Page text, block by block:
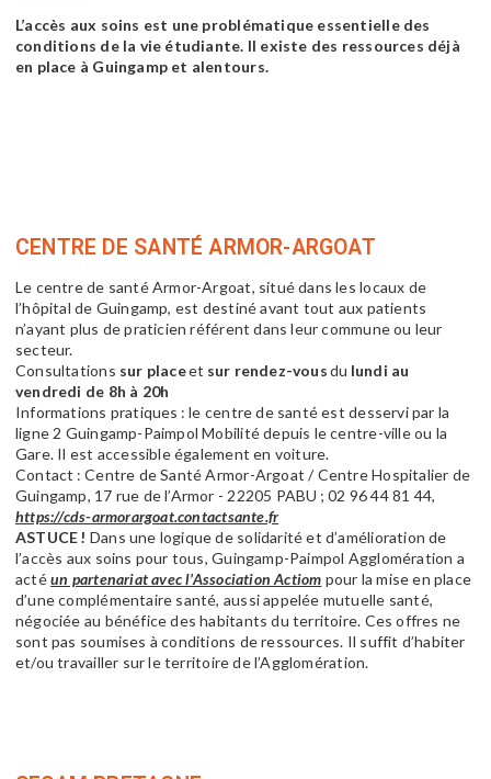
L’accès aux soins est une problématique essentielle des
conditions de la vie étudiante. Il existe des ressources déjà
en place à Guingamp et alentours.
CENTRE DE SANTÉ ARMOR-ARGOAT
Le centre de santé Armor-Argoat, situé dans les locaux de
l’hôpital de Guingamp, est destiné avant tout aux patients
n’ayant plus de praticien référent dans leur commune ou leur
secteur.
Consultations sur placeet sur rendez-vousdu lundi au
vendredi de 8h à 20h
Informations pratiques : le centre de santé est desservi par la
ligne 2 Guingamp-Paimpol Mobilitédepuis le centre-ville ou la
Gare. Il est accessible également en voiture.
Contact : Centre de Santé Armor-Argoat / Centre Hospitalier de
Guingamp, 17 rue de l’Armor - 22205 PABU ; 02 96 44 81 44,
https://cds-armorargoat.contactsante.fr
ASTUCE ! Dans une logique de solidarité et d’amélioration de
l’accès aux soins pour tous, Guingamp-Paimpol Agglomération a
actéun partenariat avec l’Association Actiom pour la mise en place
d’une complémentaire santé, aussi appelée mutuelle santé,
négociée au bénéfice des habitants du territoire. Ces offres ne
sont pas soumises à conditions de ressources. Il suffit d’habiter
et/ou travailler sur le territoire de l’Agglomération.